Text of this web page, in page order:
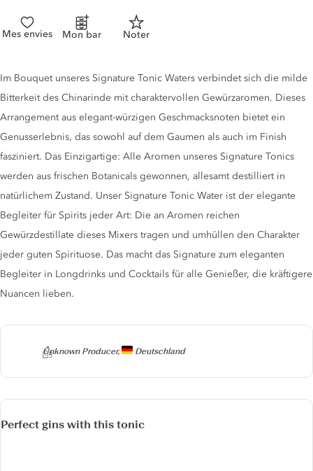
Mes envies Mon bar Noter
Producer
Unknown Producer, Deutschland
Tonic description
Im Bouquet unseres Signature Tonic Waters verbindet sich die milde
Bitterkeit des Chinarinde mit charaktervollen Gewürzaromen. Dieses
Arrangement aus elegant-würzigen Geschmacksnoten bietet ein
Genusserlebnis, das sowohl auf dem Gaumen als auch im Finish
fasziniert. Das Einzigartige: Alle Aromen unseres Signature Tonics
werden aus frischen Botanicals gewonnen, allesamt destilliert in
natürlichem Zustand. Unser Signature Tonic Water ist der elegante
Begleiter für Spirits jeder Art: Die an Aromen reichen
Gewürzdestillate dieses Mixers tragen und umhüllen den Charakter
jeder guten Spirituose. Das macht das Signature zum eleganten
Begleiter in Longdrinks und Cocktails für alle Genießer, die kräftigere
Nuancen lieben.
Perfect gins with this tonic